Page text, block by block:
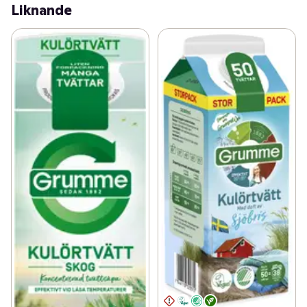
på tvätten. Grumme flytande kulörtvättmedel har en
Grumme Kulörtvätt är miljömärkt med Svanen och
Vegan-märkt och kommer i en praktisk
kartongförpackning. Panta din Grumme-förpackning
genom att ladda ner Bower-appen!
Liknande